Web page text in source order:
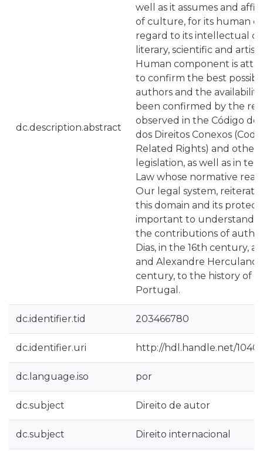
dc.description.abstract
well as it assumes and
of culture, for its human
regard to its intellectual
literary, scientific and
Human component is
to confirm the best
authors and the
been confirmed by the
observed in the Código
dos Direitos Conexos
Related Rights) and other
legislation, as well as in
Law whose normative
Our legal system,
this domain and its
important to understand
the contributions of
Dias, in the 16th century,
and Alexandre Herculano,
century, to the history of
Portugal.
dc.identifier.tid 203466780
dc.identifier.uri http://hdl.handle.net/
dc.language.iso por
dc.subject Direito de autor
dc.subject Direito internacional